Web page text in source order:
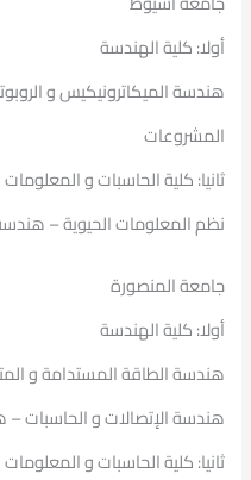
أولا: كلية الهندسة
هندسة الميكاترونيكيس و
المشروعات
ثانيا: كلية الحاسبات و المعلومات
نظم المعلومات الحيوية –
جامعة المنصورة
أولا: كلية الهندسة
هندسة الطاقة المستدامة و
هندسة الإتصالات و الحاسبات –
ثانيا: كلية الحاسبات و المعلومات